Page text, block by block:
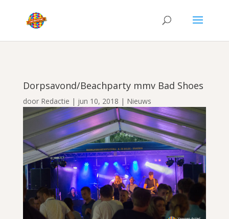
Dorpsavond/Beachparty mmv Bad Shoes
door Redactie | jun 10, 2018 | Nieuws